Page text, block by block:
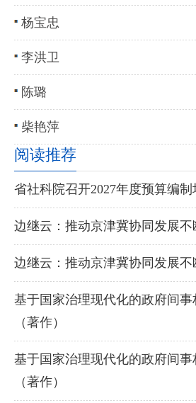
杨宝忠
李洪卫
陈璐
柴艳萍
阅读推荐
省社科院召开2027年度预算编制
边继云：推动京津冀协同发展不
边继云：推动京津冀协同发展不
基于国家治理现代化的政府间
（著作）
基于国家治理现代化的政府间
（著作）